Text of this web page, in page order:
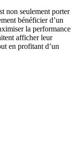
non seulement porter
bénéficier d’un
la performance
afficher leur
en profitant d’un